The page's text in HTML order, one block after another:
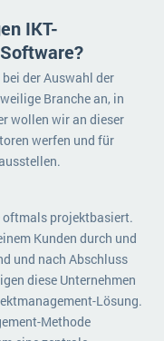
IKT-
der Auswahl der
Branche an, in
wollen wir an dieser
werfen und für
oftmals projektbasiert.
Kunden durch und
und nach Abschluss
diese Unternehmen
Lösung.
Methode